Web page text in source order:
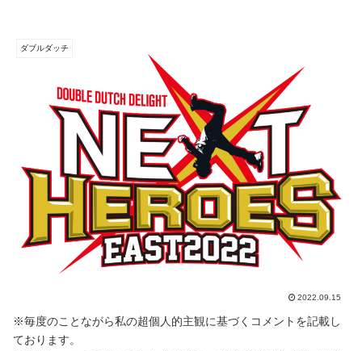
ダブルダッチ
2022.09.15
※毎度のことながら私の超個人的主観に基づくコメントを記載し
ております。